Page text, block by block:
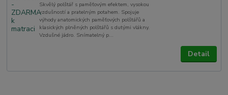
Skvělý polštář s paměťovým efektem, vysokou
vzdušností a pratelným potahem. Spojuje
výhody anatomických paměťových polštářů a
klasických plněných polštářů s dutými vlákny.
Vzdušné jádro. Snímatelný p...
Detail